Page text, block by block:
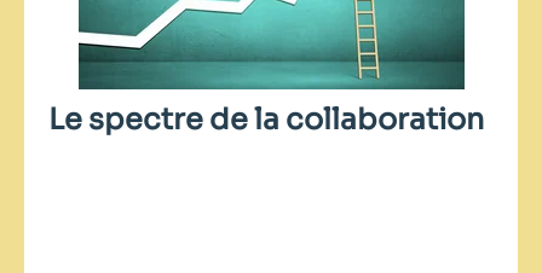
Le spectre de la collaboration